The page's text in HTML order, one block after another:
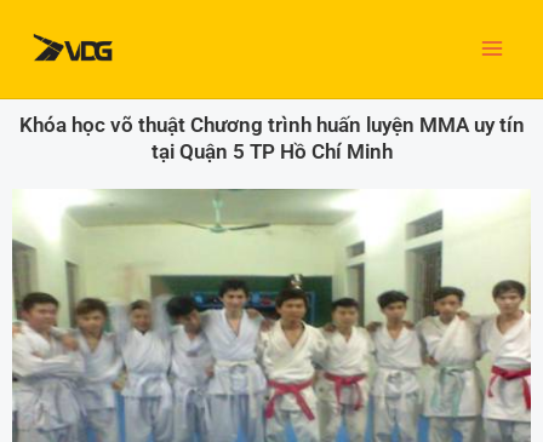
dung
Khóa học võ thuật Chương trình huấn luyện MMA uy tín
tại Quận 5 TP Hồ Chí Minh